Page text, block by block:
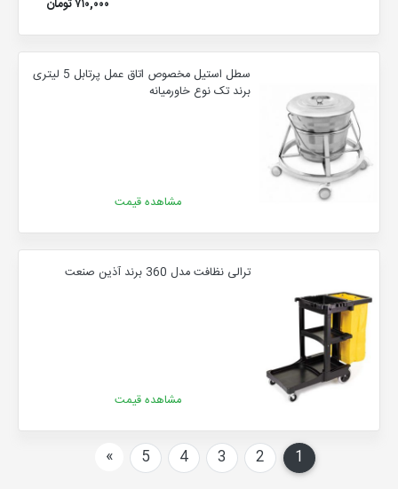
۷۱۰,۰۰۰ تومان
سطل استیل مخصوص اتاق عمل پرتابل 5 لیتری
برند تک نوع خاورمیانه
مشاهده قیمت
ترالی نظافت مدل 360 برند آذین صنعت
مشاهده قیمت
1
2
3
4
5
»